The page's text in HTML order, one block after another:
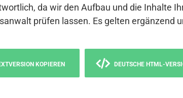
da wir den Aufbau und die Inhalte
prüfen lassen. Es gelten ergänzend
KOPIEREN DEUTSCHE HTML-